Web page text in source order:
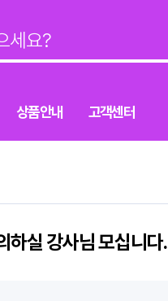
상품안내 고객센터
하실 강사님 모십니다.